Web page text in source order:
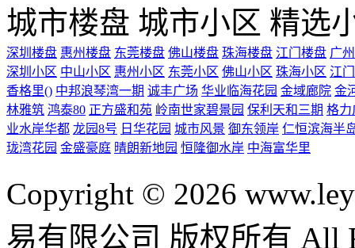
城市楼盘 城市小区 精选
深圳楼盘 惠州楼盘 东莞楼盘 佛山楼盘 珠海楼盘 江门楼盘 广
深圳小区 中山小区 惠州小区 东莞小区 佛山小区 珠海小区 江
香格里() 中邦浪琴湾一期 诚丰广场 华业临海花园 金域廊院 金
林雅筑 鸿泰80 正方盛和苑 岭南世家碧景园 保利天和三期 格力
业水岸华都 龙园8号 日华花园 城市风景 御东领岸 仁恒滨海半
珑湾花园 金盛豪庭 晴朗新地园 恒隆御水岸 中海富华里
Copyright © 2026
易有限公司 版权所有 All